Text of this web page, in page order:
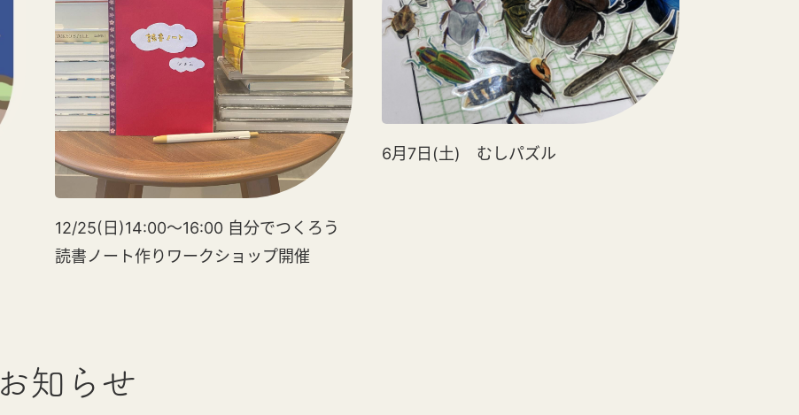
12/25(日)14:00～16:00 自分でつくろう
読書ノート作りワークショップ開催
6月7日(土) むしパズル
お知らせ